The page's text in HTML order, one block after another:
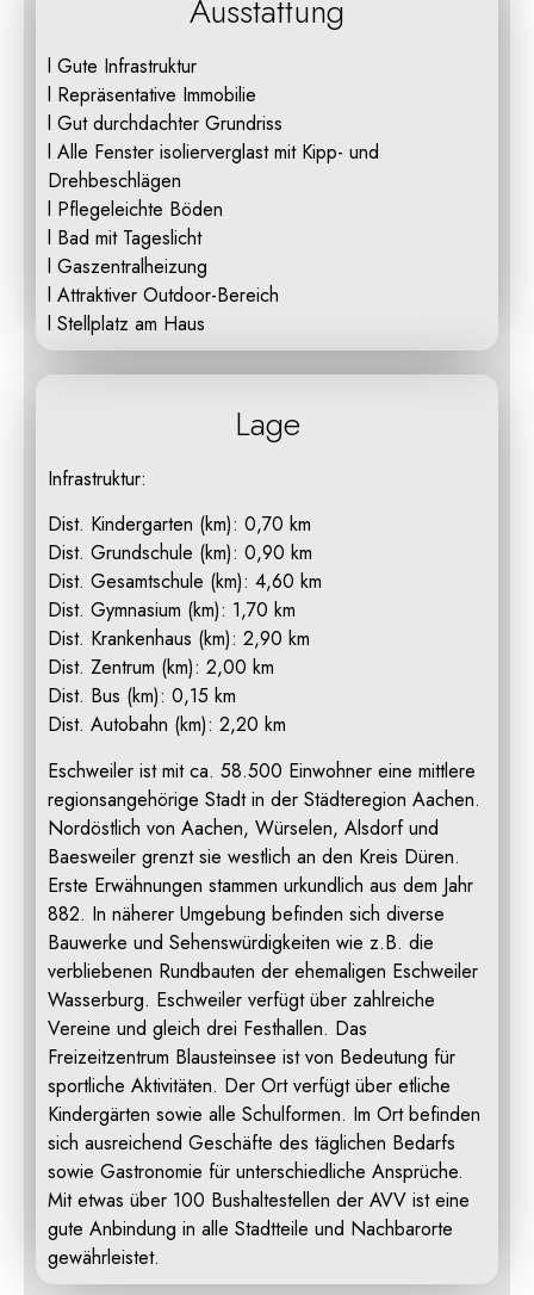
Ausstattung
l Gute Infrastruktur
l Repräsentative Immobilie
l Gut durchdachter Grundriss
l Alle Fenster isolierverglast mit Kipp- und
Drehbeschlägen
l Pflegeleichte Böden
l Bad mit Tageslicht
l Gaszentralheizung
l Attraktiver Outdoor-Bereich
l Stellplatz am Haus
Lage
Infrastruktur:
Dist. Kindergarten (km): 0,70 km
Dist. Grundschule (km): 0,90 km
Dist. Gesamtschule (km): 4,60 km
Dist. Gymnasium (km): 1,70 km
Dist. Krankenhaus (km): 2,90 km
Dist. Zentrum (km): 2,00 km
Dist. Bus (km): 0,15 km
Dist. Autobahn (km): 2,20 km
Eschweiler ist mit ca. 58.500 Einwohner eine mittlere
regionsangehörige Stadt in der Städteregion Aachen.
Nordöstlich von Aachen, Würselen, Alsdorf und
Baesweiler grenzt sie westlich an den Kreis Düren.
Erste Erwähnungen stammen urkundlich aus dem Jahr
882. In näherer Umgebung befinden sich diverse
Bauwerke und Sehenswürdigkeiten wie z.B. die
verbliebenen Rundbauten der ehemaligen Eschweiler
Wasserburg. Eschweiler verfügt über zahlreiche
Vereine und gleich drei Festhallen. Das
Freizeitzentrum Blausteinsee ist von Bedeutung für
sportliche Aktivitäten. Der Ort verfügt über etliche
Kindergärten sowie alle Schulformen. Im Ort befinden
sich ausreichend Geschäfte des täglichen Bedarfs
sowie Gastronomie für unterschiedliche Ansprüche.
Mit etwas über 100 Bushaltestellen der AVV ist eine
gute Anbindung in alle Stadtteile und Nachbarorte
gewährleistet.